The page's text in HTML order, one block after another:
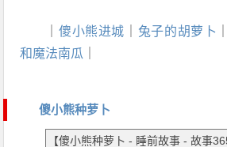
｜傻小熊进城 兔子的胡萝卜
和魔法南瓜
傻小熊种萝卜